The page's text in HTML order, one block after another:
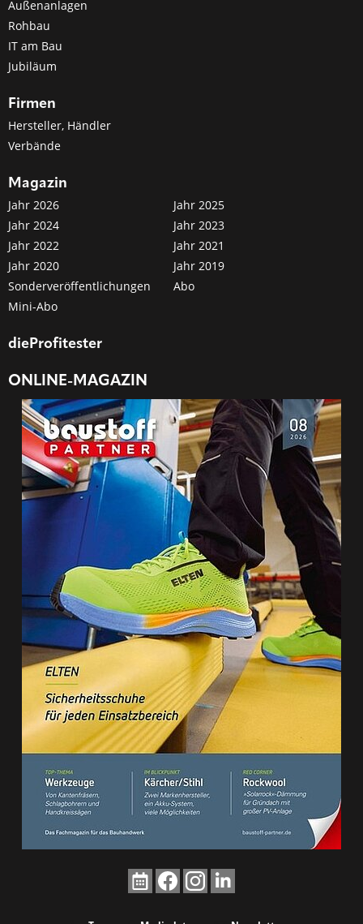
Außenanlagen
Rohbau
IT am Bau
Jubiläum
Firmen
Hersteller, Händler
Verbände
Magazin
Jahr 2026
Jahr 2025
Jahr 2024
Jahr 2023
Jahr 2022
Jahr 2021
Jahr 2020
Jahr 2019
Sonderveröffentlichungen
Abo
Mini-Abo
dieProfitester
ONLINE-MAGAZIN